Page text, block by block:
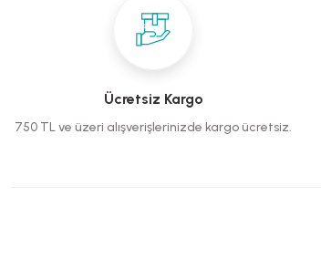
Ücretsiz Kargo
750 TL ve üzeri alışverişlerinizde kargo ücretsiz.